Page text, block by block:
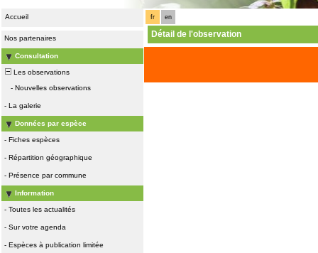
Accueil
Nos partenaires
Consultation
Les observations
- Nouvelles observations
- La galerie
Données par espèce
- Fiches espèces
- Répartition géographique
- Présence par commune
Information
- Toutes les actualités
- Sur votre agenda
- Espèces à publication limitée
fr en
Détail de l'observation